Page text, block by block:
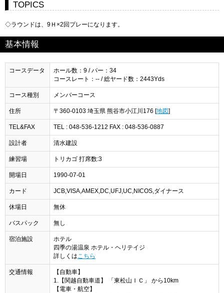
TOPICS
◇ラウンドは、9Ｈ×2回プレーになります。
基本情報
コースデータ
ホール数：9 / パー：34
コースレート：-- / 総ヤード数：2443Yds
コース種別 メンバーコース
住所 〒360-0103 埼玉県 熊谷市小江川176 [地図]
TEL&FAX TEL : 048-536-1212 FAX : 048-536-0887
設計者 清水建設
練習場 トリカゴ 打席数:3
開場日 1990-07-01
カード JCB,VISA,AMEX,DC,UFJ,UC,NICOS,ダイナース
休場日 無休
バスパック 無し
宿泊施設
ホテル
四季の湯温泉 ホテル・ヘリテイジ
詳しくは こちら
交通情報
【自動車】
1.【関越自動車道】 「東松山ＩＣ」 から10km
【電車・航空】